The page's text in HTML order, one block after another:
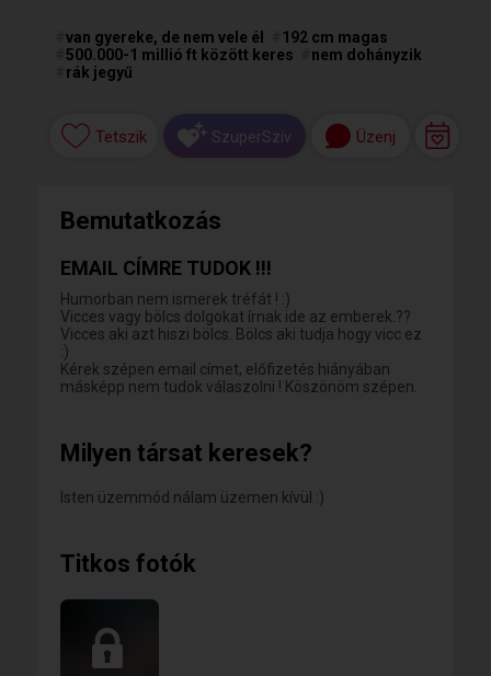
van gyereke, de nem vele él
192 cm magas
500.000-1 millió ft között keres
nem dohányzik
rák jegyű
Tetszik SzuperSzív Üzenj
Bemutatkozás
EMAIL CÍMRE TUDOK !!!
Humorban nem ismerek tréfát ! :)
Vicces vagy bölcs dolgokat írnak ide az emberek.??
Vicces aki azt hiszi bölcs. Bölcs aki tudja hogy vicc ez
:)
Kérek szépen email címet, előfizetés hiányában
másképp nem tudok válaszolni ! Köszönöm szépen.
Milyen társat keresek?
Isten üzemmód nálam üzemen kívül :)
Titkos fotók